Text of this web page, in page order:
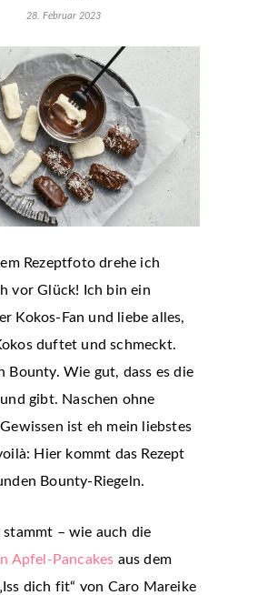
28. Februar 2023
Rezeptfoto drehe ich
vor Glück! Ich bin ein
Kokos-Fan und liebe alles,
duftet und schmeckt.
Bounty. Wie gut, dass es die
gibt. Naschen ohne
ist eh mein liebstes
Hier kommt das Rezept
Bounty-Riegeln.
stammt – wie auch die
Apfel-Pancakes aus dem
dich fit“ von Caro Mareike